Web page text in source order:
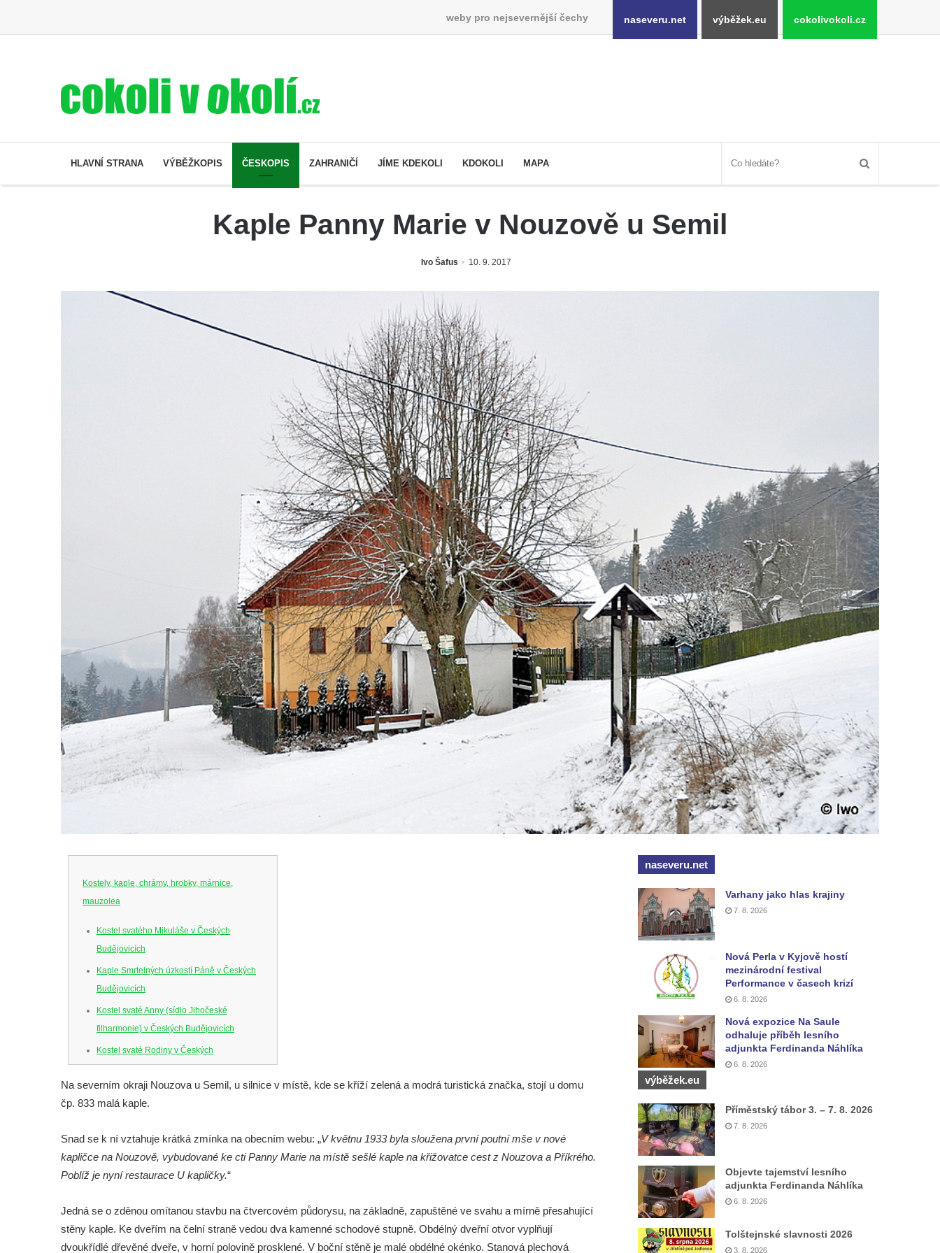
weby pro nejsevernější čechy naseveru.net výběžek.eu cokolivokoli.cz
HLAVNÍ STRANA VÝBĚŽKOPIS ČESKOPIS ZAHRANIČÍ JÍME KDEKOLI KDOKOLI MAPA
Kaple Panny Marie v Nouzově u Semil
Ivo Šafus 10. 9. 2017
Kostely, kaple, chrámy, hrobky, márnice,
mauzolea
Kostel svatého Mikuláše v Českých
Budějovicích
Kaple Smrtelných úzkostí Páně v Českých
Budějovicích
Kostel svaté Anny (sídlo Jihočeské
filharmonie) v Českých Budějovicích
Kostel svaté Rodiny v Českých
Kostel Obětování Panny Marie u kláštera
dominikánů v Českých Budějovicích
Kaple na křižovatce ulic Budějovická a
Dělnická v Kamenném Újezdě
náměstí J. V. Kamarýta ve Velešíně
Kaple na hřbitově ve Velešíně
Na severním okraji Nouzova u Semil, u silnice v místě, kde se kříží zelená a modrá turistická značka, stojí u domu
čp. 833 malá kaple.
Snad se k ní vztahuje krátká zmínka na obecním webu: „V květnu 1933 byla sloužena první poutní mše v nové
kapličce na Nouzově, vybudované ke cti Panny Marie na místě sešlé kaple na křižovatce cest z Nouzova a Příkrého.
Poblíž je nyní restaurace U kapličky.“
Jedná se o zděnou omítanou stavbu na čtvercovém půdorysu, na základně, zapuštěné ve svahu a mírně přesahující
stěny kaple. Ke dveřím na čelní straně vedou dva kamenné schodové stupně. Obdélný dveřní otvor vyplňují
dvoukřídlé dřevěné dveře, v horní polovině prosklené. V boční stěně je malé obdélné okénko. Stanová plechová
naseveru.net
Varhany jako hlas krajiny
7. 8. 2026
Nová Perla v Kyjově hostí
mezinárodní festival
Performance v časech krizí
6. 8. 2026
Nová expozice Na Saule
odhaluje příběh lesního
adjunkta Ferdinanda Náhlíka
6. 8. 2026
výběžek.eu
Příměstský tábor 3. – 7. 8. 2026
7. 8. 2026
Objevte tajemství lesního
adjunkta Ferdinanda Náhlíka
6. 8. 2026
Tolštejnské slavnosti 2026
3. 8. 2026